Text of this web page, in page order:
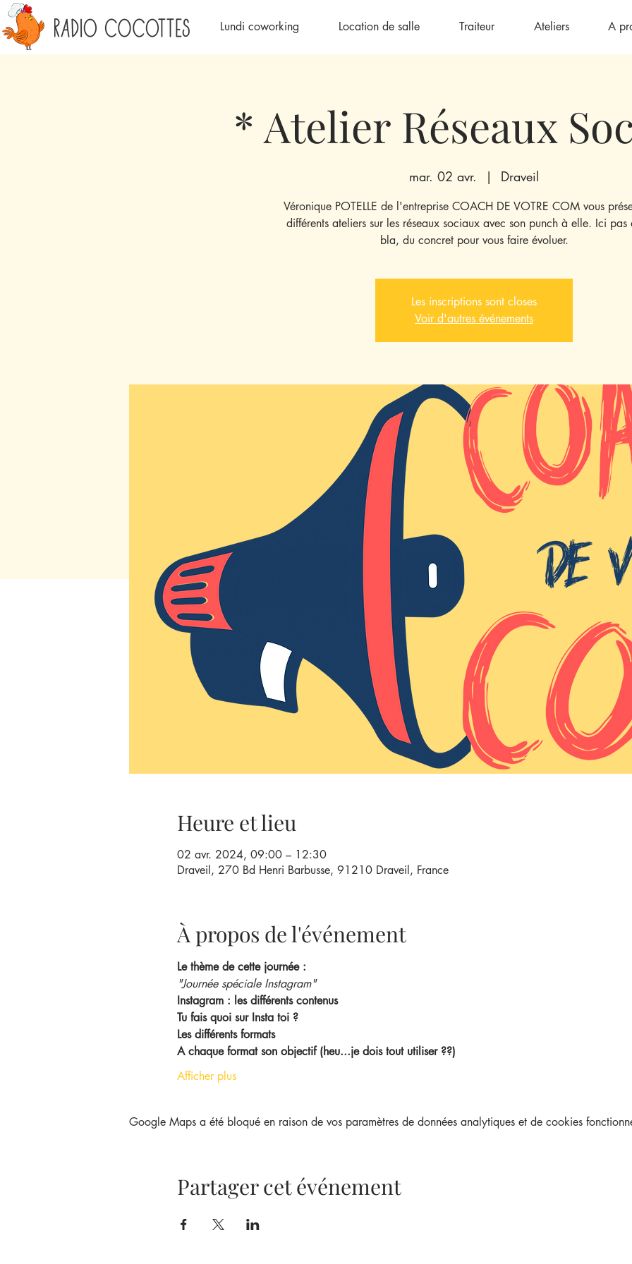
Lundi coworking Location de salle Traiteur Ateliers A
* Atelier Réseaux
mar. 02 avr.
  |
Draveil
Véronique POTELLE de l'entreprise COACH DE VOTRE COM vous
différents ateliers sur les réseaux sociaux avec son punch à elle. Ici
bla, du concret pour vous faire évoluer.
Les inscriptions sont closes
Voir d'autres événements
Heure et lieu
02 avr. 2024, 09:00 – 12:30
Draveil, 270 Bd Henri Barbusse, 91210 Draveil, France
À propos de l'événement
Le thème de cette journée :
"Journée spéciale Instagram"
Instagram : les différents contenus
Tu fais quoi sur Insta toi ?
Les différents formats
A chaque format son objectif (heu...je dois tout utiliser ??)
Afficher plus
Google Maps a été bloqué en raison de vos paramètres de données analytiques et de cookies
Partager cet événement